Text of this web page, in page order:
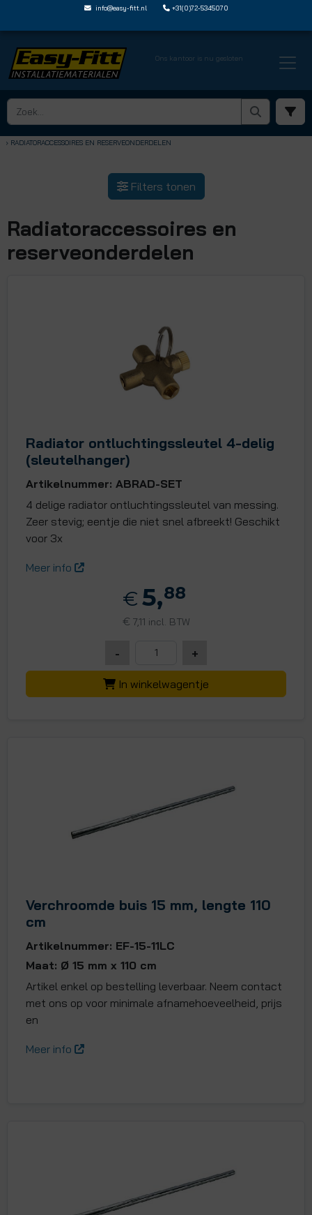
info@easy-fitt.nl +31(0)72-5345070
Ons kantoor is nu gesloten
HOME › RADIATOR INSTALLATIEMATERIAAL
› RADIATORACCESSOIRES EN RESERVEONDERDELEN
Filters tonen
Radiatoraccessoires en
reserveonderdelen
Radiator ontluchtingssleutel 4-delig
(sleutelhanger)
Artikelnummer: ABRAD-SET
4 delige radiator ontluchtingssleutel van messing.
Zeer stevig; eentje die niet snel afbreekt! Geschikt
voor 3x
Meer info
€ 5,88
€ 7,11 incl. BTW
- +
In winkelwagentje
Verchroomde buis 15 mm, lengte 110
cm
Artikelnummer: EF-15-11LC
Maat: Ø 15 mm x 110 cm
Artikel enkel op bestelling leverbaar. Neem contact
met ons op voor minimale afnamehoeveelheid, prijs
en
Meer info